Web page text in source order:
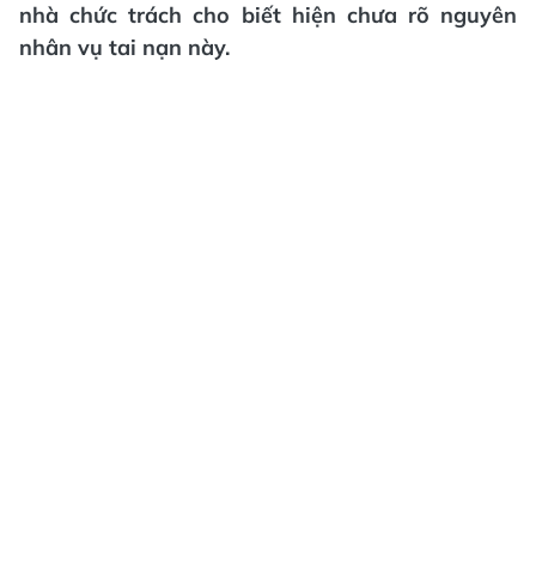
nhà chức trách cho biết hiện chưa rõ nguyên
nhân vụ tai nạn này.